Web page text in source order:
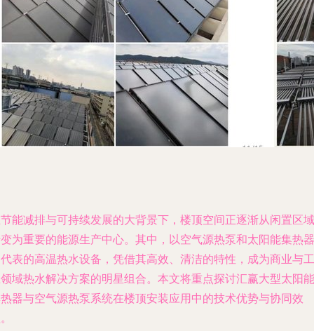
能减排与可持续发展的大背景下，楼顶空间正逐渐从闲置区域
为重要的能源生产中心。其中，以空气源热泵和太阳能集热器
表的高温热水设备，凭借其高效、清洁的特性，成为商业与工
域热水解决方案的明星组合。本文将重点探讨汇赢大型太阳能
器与空气源热泵系统在楼顶安装应用中的技术优势与协同效